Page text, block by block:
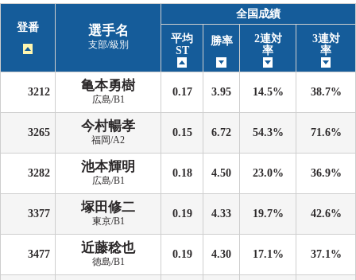
登番 選手名
支部/級別
全国成績
平均
ST
勝率
2連対
率
3連対
率
3212 亀本勇樹
広島/B1
0.17 3.95 14.5% 38.7%
3265 今村暢孝
福岡/A2
0.15 6.72 54.3% 71.6%
3282 池本輝明
広島/B1
0.18 4.50 23.0% 36.9%
3377 塚田修二
東京/B1
0.19 4.33 19.7% 42.6%
3477 近藤稔也
徳島/B1
0.19 4.30 17.1% 37.1%